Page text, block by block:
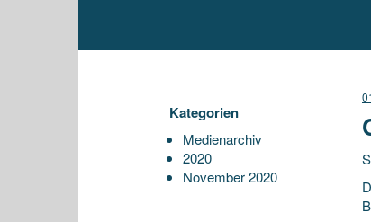
Kategorien
Medienarchiv
2020
November 2020